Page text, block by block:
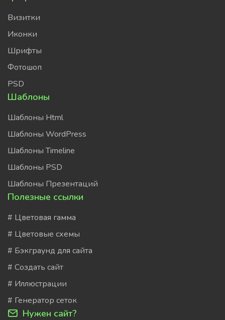
Визитки
Иконки
Шрифты
Фотошоп
PSD
Шаблоны
Шаблоны Html
Шаблоны WordPress
Шаблоны Timeline
Шаблоны PSD
Шаблоны Презентаций
Полезные ссылки
# Цветовая гамма
# Цветовые схемы
# Бэкграунд для сайта
# Создать сайт
# Иллюстрации
# Генератор сеток
Нужен сайт?